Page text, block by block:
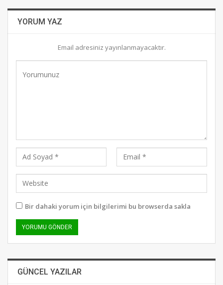
YORUM YAZ
Email adresiniz yayınlanmayacaktır.
Bir dahaki yorum için bilgilerimi bu browserda sakla
GÜNCEL YAZILAR